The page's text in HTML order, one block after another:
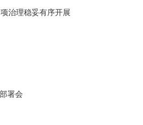
治理稳妥有序开展
署会